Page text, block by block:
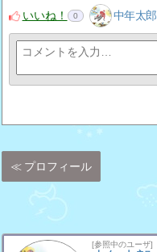
いいね！
0 中年太郎
プロフィール
[参照中のユーザ]